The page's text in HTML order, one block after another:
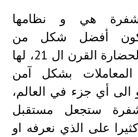
هي و نظامها
أفضل شكل من
أشكال المال لحضارة القرن ال 21، لها
المعاملات بشكل آمن
أي جزء في العالم،
ستجعل مستقبل
على الذي نعرفه او